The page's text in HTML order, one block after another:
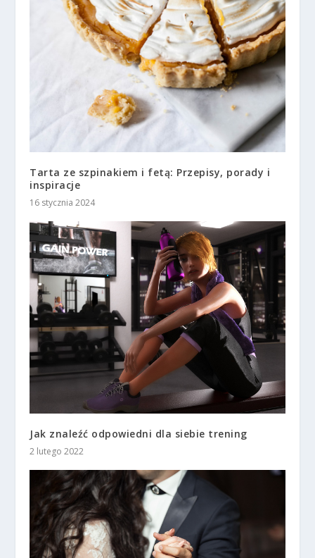
Tarta ze szpinakiem i fetą: Przepisy, porady i
inspiracje
16 stycznia 2024
Jak znaleźć odpowiedni dla siebie trening
2 lutego 2022